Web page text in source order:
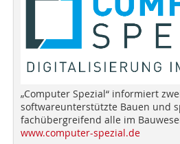
„Computer Spezial“ informiert
softwareunterstützte Bauen und
fachübergreifend alle im
www.computer-spezial.de